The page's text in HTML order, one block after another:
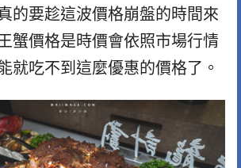
的要趁這波價格崩盤的時間來
蟹價格是時價會依照市場行情
就吃不到這麼優惠的價格了。